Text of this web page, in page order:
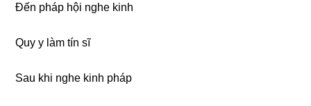
Đến pháp hội nghe kinh
Quy y làm tín sĩ
Sau khi nghe kinh pháp